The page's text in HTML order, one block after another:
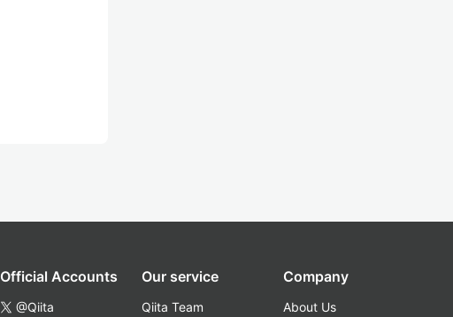
Official Accounts
@Qiita
Our service
Qiita Team
Company
About Us